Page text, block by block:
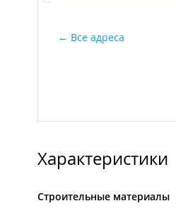
Все адреса
Характеристики
Строительные материалы